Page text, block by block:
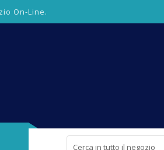
On-Line.